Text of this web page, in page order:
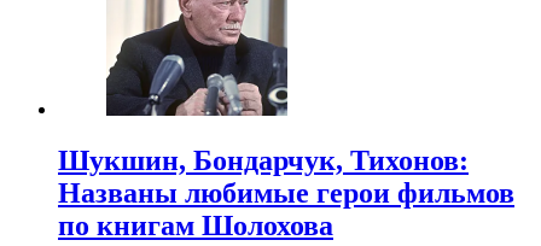
Шукшин, Бондарчук, Тихонов:
Названы любимые герои фильмов
по книгам Шолохова